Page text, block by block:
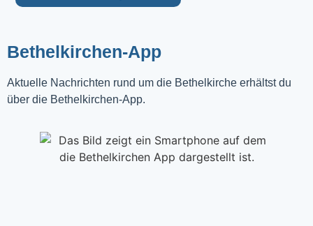
Bethelkirchen-App
Aktuelle Nachrichten rund um die Bethelkirche erhältst du
über die Bethelkirchen-App.